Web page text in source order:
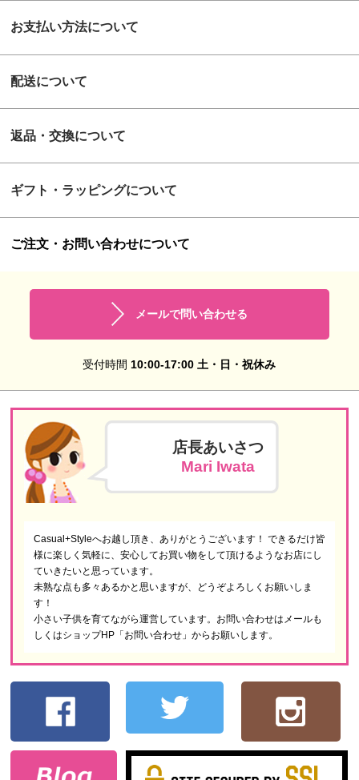
お支払い方法について
配送について
返品・交換について
ギフト・ラッピングについて
ご注文・お問い合わせについて
メールで問い合わせる
受付時間 10:00-17:00 土・日・祝休み
店長あいさつ
Mari Iwata
Casual+Styleへお越し頂き、ありがとうございます！ できるだけ皆
様に楽しく気軽に、安心してお買い物をして頂けるようなお店にし
ていきたいと思っています。
未熟な点も多々あるかと思いますが、どうぞよろしくお願いしま
す！
小さい子供を育てながら運営しています。お問い合わせはメールも
しくはショップHP「お問い合わせ」からお願いします。